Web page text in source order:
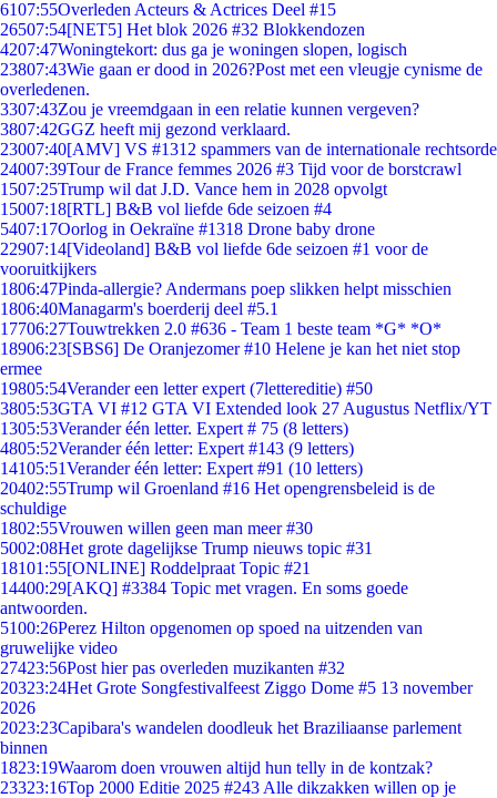
6107:55Overleden Acteurs & Actrices Deel #15
26507:54[NET5] Het blok 2026 #32 Blokkendozen
4207:47Woningtekort: dus ga je woningen slopen, logisch
23807:43Wie gaan er dood in 2026?Post met een vleugje cynisme de
overledenen.
3307:43Zou je vreemdgaan in een relatie kunnen vergeven?
3807:42GGZ heeft mij gezond verklaard.
23007:40[AMV] VS #1312 spammers van de internationale rechtsorde
24007:39Tour de France femmes 2026 #3 Tijd voor de borstcrawl
1507:25Trump wil dat J.D. Vance hem in 2028 opvolgt
15007:18[RTL] B&B vol liefde 6de seizoen #4
5407:17Oorlog in Oekraïne #1318 Drone baby drone
22907:14[Videoland] B&B vol liefde 6de seizoen #1 voor de
vooruitkijkers
1806:47Pinda-allergie? Andermans poep slikken helpt misschien
1806:40Managarm's boerderij deel #5.1
17706:27Touwtrekken 2.0 #636 - Team 1 beste team *G* *O*
18906:23[SBS6] De Oranjezomer #10 Helene je kan het niet stop
ermee
19805:54Verander een letter expert (7lettereditie) #50
3805:53GTA VI #12 GTA VI Extended look 27 Augustus Netflix/YT
1305:53Verander één letter. Expert # 75 (8 letters)
4805:52Verander één letter: Expert #143 (9 letters)
14105:51Verander één letter: Expert #91 (10 letters)
20402:55Trump wil Groenland #16 Het opengrensbeleid is de
schuldige
1802:55Vrouwen willen geen man meer #30
5002:08Het grote dagelijkse Trump nieuws topic #31
18101:55[ONLINE] Roddelpraat Topic #21
14400:29[AKQ] #3384 Topic met vragen. En soms goede
antwoorden.
5100:26Perez Hilton opgenomen op spoed na uitzenden van
gruwelijke video
27423:56Post hier pas overleden muzikanten #32
20323:24Het Grote Songfestivalfeest Ziggo Dome #5 13 november
2026
2023:23Capibara's wandelen doodleuk het Braziliaanse parlement
binnen
1823:19Waarom doen vrouwen altijd hun telly in de kontzak?
23323:16Top 2000 Editie 2025 #243 Alle dikzakken willen op je